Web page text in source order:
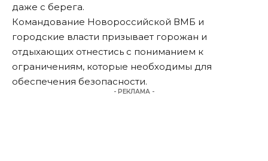
даже с берега.
Командование Новороссийской ВМБ и
городские власти призывает горожан и
отдыхающих отнестись с пониманием к
ограничениям, которые необходимы для
обеспечения безопасности.
- РЕКЛАМА -